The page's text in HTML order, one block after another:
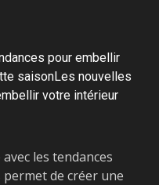
pour embellir
saisonLes nouvelles
votre intérieur
les tendances
de créer une